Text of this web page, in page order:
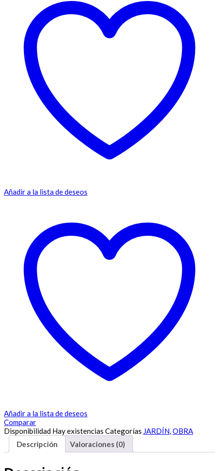
Añadir a la lista de deseos
Añadir a la lista de deseos
Comparar
Disponibilidad Hay existencias Categorías JARDÍN,OBRA
Descripción
Valoraciones (0)